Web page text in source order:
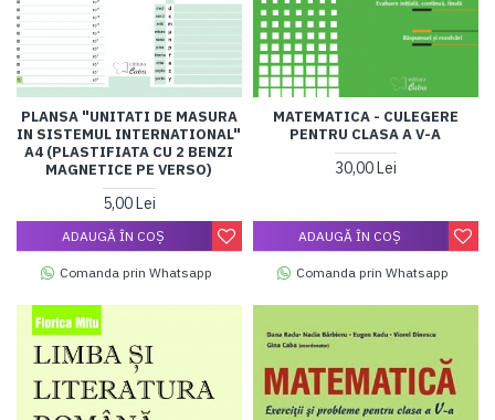
PLANSA "UNITATI DE MASURA
IN SISTEMUL INTERNATIONAL"
A4 (PLASTIFIATA CU 2 BENZI
MAGNETICE PE VERSO)
5,00 Lei
ADAUGĂ ÎN COŞ
Comanda prin Whatsapp
MATEMATICA - CULEGERE
PENTRU CLASA A V-A
30,00 Lei
ADAUGĂ ÎN COŞ
Comanda prin Whatsapp